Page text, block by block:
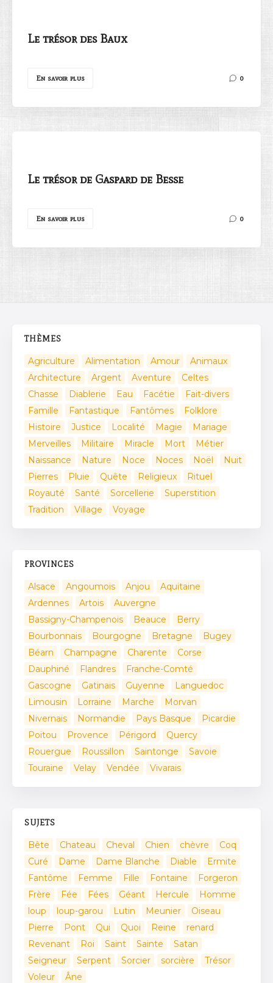
Le trésor des Baux
En savoir plus 0
Le trésor de Gaspard de Besse
En savoir plus 0
THÈMES
Agriculture Alimentation Amour
Animaux
Architecture
Argent Aventure
Celtes
Chasse
Diablerie Eau Facétie
Fait-divers
Famille
Fantastique Fantômes
Folklore
Histoire
Justice Localité Magie
Mariage
Merveilles
Militaire Miracle Mort
Métier
Naissance
Nature Noce Noces Noël
Nuit
Pierres
Pluie Quête Religieux
Rituel
Royauté
Santé Sorcellerie
Superstition
Tradition
Village Voyage
PROVINCES
Alsace Angoumois Anjou
Aquitaine
Ardennes
Artois
Auvergne
Bassigny-Champenois
Beauce
Berry
Bourbonnais
Bourgogne Bretagne
Bugey
Béarn
Champagne Charente
Corse
Dauphiné
Flandres
Franche-Comté
Gascogne
Gatinais Guyenne
Languedoc
Limousin
Lorraine Marche
Morvan
Nivernais
Normandie Pays Basque
Picardie
Poitou
Provence Périgord
Quercy
Rouergue
Roussillon Saintonge
Savoie
Touraine
Velay Vendée Vivarais
SUJETS
Bête Chateau Cheval Chien chèvre
Coq
Curé
Dame Dame Blanche Diable
Ermite
Fantôme
Femme Fille Fontaine
Forgeron
Frère
Fée Fées Géant Hercule
Homme
loup
loup-garou Lutin Meunier
Oiseau
Pierre
Pont Qui Quoi Reine
renard
Revenant
Roi Saint Sainte
Satan
Seigneur
Serpent Sorcier sorcière
Trésor
Voleur
Âne